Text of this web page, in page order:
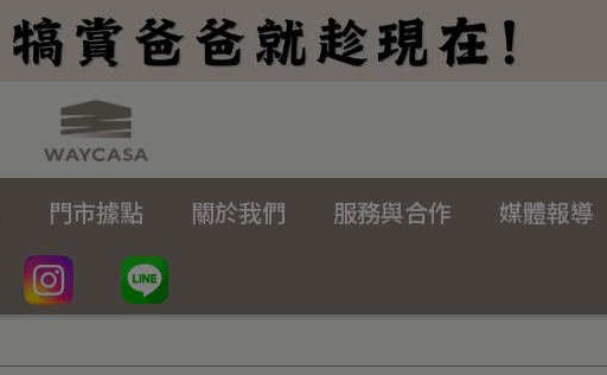
門市據點 關於我們 服務與合作 媒體報導